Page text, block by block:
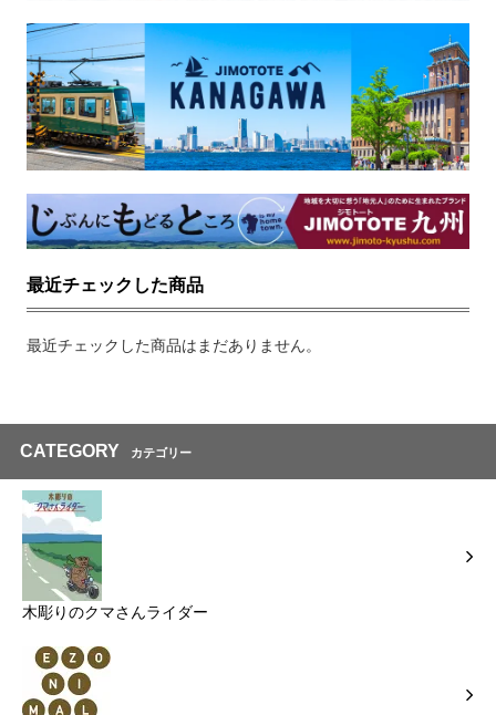
最近チェックした商品
最近チェックした商品はまだありません。
CATEGORY カテゴリー
木彫りのクマさんライダー